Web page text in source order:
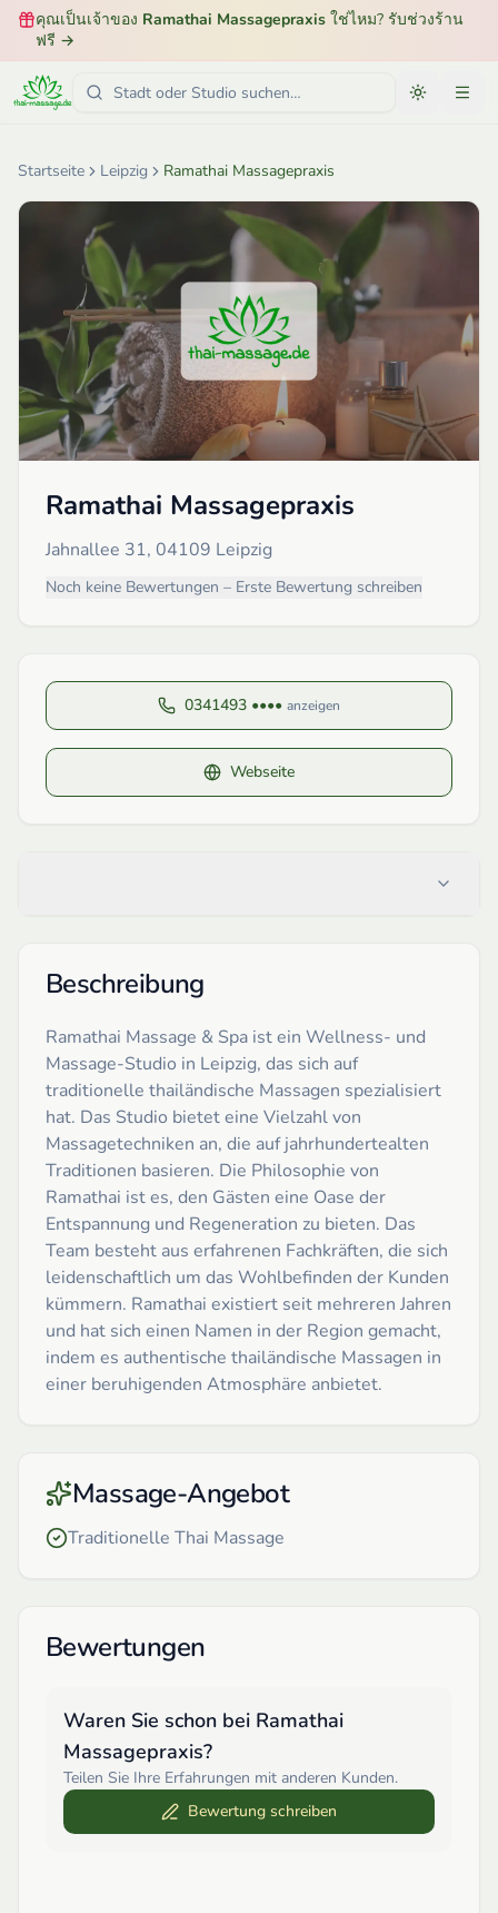
คุณเป็นเจ้าของ Ramathai Massagepraxis ใช่ไหม? รับช่วงร้าน
ฟรี →
Startseite Leipzig Ramathai Massagepraxis
Ramathai Massagepraxis
Jahnallee 31, 04109 Leipzig
Noch keine Bewertungen – Erste Bewertung schreiben
0341493 •••• anzeigen
Webseite
Beschreibung
Ramathai Massage & Spa ist ein Wellness- und
Massage-Studio in Leipzig, das sich auf
traditionelle thailändische Massagen spezialisiert
hat. Das Studio bietet eine Vielzahl von
Massagetechniken an, die auf jahrhundertealten
Traditionen basieren. Die Philosophie von
Ramathai ist es, den Gästen eine Oase der
Entspannung und Regeneration zu bieten. Das
Team besteht aus erfahrenen Fachkräften, die sich
leidenschaftlich um das Wohlbefinden der Kunden
kümmern. Ramathai existiert seit mehreren Jahren
und hat sich einen Namen in der Region gemacht,
indem es authentische thailändische Massagen in
einer beruhigenden Atmosphäre anbietet.
Massage-Angebot
Traditionelle Thai Massage
Bewertungen
Waren Sie schon bei Ramathai
Massagepraxis?
Teilen Sie Ihre Erfahrungen mit anderen Kunden.
Bewertung schreiben